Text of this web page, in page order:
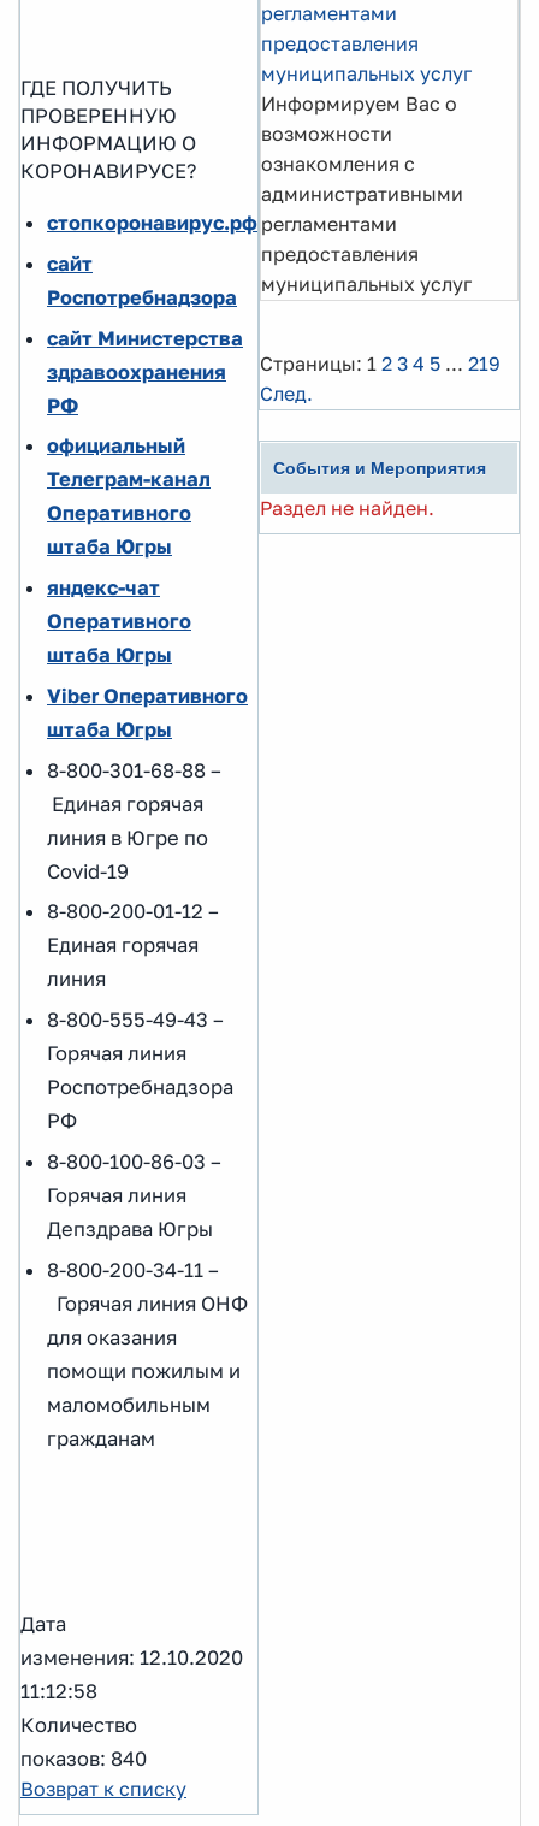
ГДЕ ПОЛУЧИТЬ
ПРОВЕРЕННУЮ
ИНФОРМАЦИЮ О
КОРОНАВИРУСЕ?
стопкоронавирус.рф
сайт
Роспотребнадзора
сайт Министерства
здравоохранения
РФ
официальный
Телеграм-канал
Оперативного
штаба Югры
яндекс-чат
Оперативного
штаба Югры
Viber Оперативного
штаба Югры
8-800-301-68-88 –
Единая горячая
линия в Югре по
Covid-19
8-800-200-01-12 –
Единая горячая
линия
8-800-555-49-43 –
Горячая линия
Роспотребнадзора
РФ
8-800-100-86-03 –
Горячая линия
Депздрава Югры
8-800-200-34-11 –
Горячая линия ОНФ
для оказания
помощи пожилым и
маломобильным
гражданам
Дата
изменения: 12.10.2020
11:12:58
Количество
показов: 840
Возврат к списку
регламентами
предоставления
муниципальных услуг
Информируем Вас о
возможности
ознакомления с
административными
регламентами
предоставления
муниципальных услуг
Страницы: 1 2 3 4 5 ... 219
След.
События и Мероприятия
Раздел не найден.